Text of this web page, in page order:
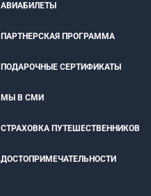
АВИАБИЛЕТЫ
ПАРТНЕРСКАЯ ПРОГРАММА
ПОДАРОЧНЫЕ СЕРТИФИКАТЫ
МЫ В СМИ
СТРАХОВКА ПУТЕШЕСТВЕННИКОВ
ДОСТОПРИМЕЧАТЕЛЬНОСТИ